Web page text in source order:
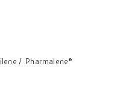
Pharmalene®